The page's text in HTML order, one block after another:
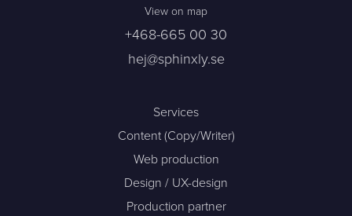
View on map
+468-665 00 30
hej@sphinxly.se
Services
Content (Copy/Writer)
Web production
Design / UX-design
Production partner